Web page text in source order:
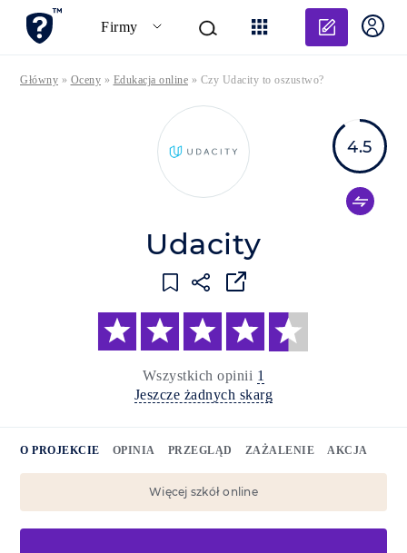
Firmy
Dodaj
Główny » Oceny » Edukacja online » Czy Udacity to oszustwo?
Udacity
Wszystkich opinii 1
Jeszcze żadnych skarg
4.5
O PROJEKCIE OPINIA PRZEGLĄD ZAŻALENIE AKCJA
Więcej szkół online